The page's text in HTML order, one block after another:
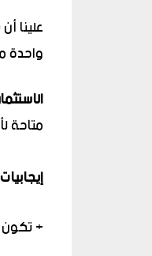
علينا
واحدة
متاحة
+ تكون